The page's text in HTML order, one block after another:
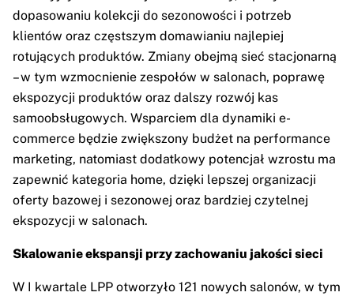
dopasowaniu kolekcji do sezonowości i potrzeb
klientów oraz częstszym domawianiu najlepiej
rotujących produktów. Zmiany obejmą sieć stacjonarną
– w tym wzmocnienie zespołów w salonach, poprawę
ekspozycji produktów oraz dalszy rozwój kas
samoobsługowych. Wsparciem dla dynamiki e-
commerce będzie zwiększony budżet na performance
marketing, natomiast dodatkowy potencjał wzrostu ma
zapewnić kategoria home, dzięki lepszej organizacji
oferty bazowej i sezonowej oraz bardziej czytelnej
ekspozycji w salonach.
Skalowanie ekspansji przy zachowaniu jakości sieci
W I kwartale LPP otworzyło 121 nowych salonów, w tym